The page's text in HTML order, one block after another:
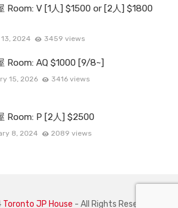
Room: V [1人] $1500 or [2人] $1800
2024 3459 views
Room: AQ $1000 [9/8~]
15, 2026 3416 views
Room: P [2人] $2500
8, 2024 2089 views
Toronto JP House - All Rights Reserved.